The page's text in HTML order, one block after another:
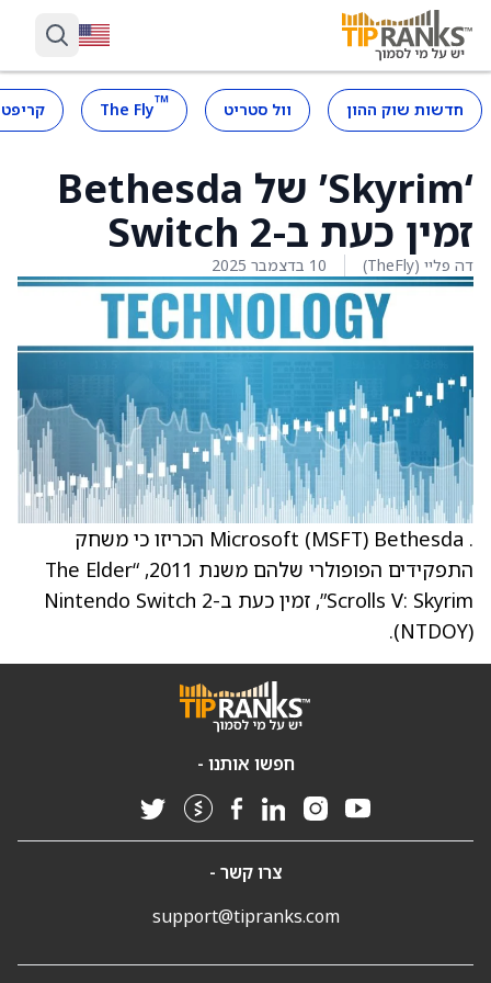
חדשות שוק ההון וול סטריט ™
The Fly
‘Skyrim’ של Bethesda
זמין כעת ב-Switch 2
דה פליי (TheFly) 10 בדצמבר 2025
. Microsoft (MSFT) Bethesda הכריזו כי משחק
התפקידים הפופולרי שלהם משנת 2011, “The Elder
Scrolls V: Skyrim”, זמין כעת ב-Nintendo Switch 2
(NTDOY).
חפשו אותנו -
צרו קשר -
support@tipranks.com